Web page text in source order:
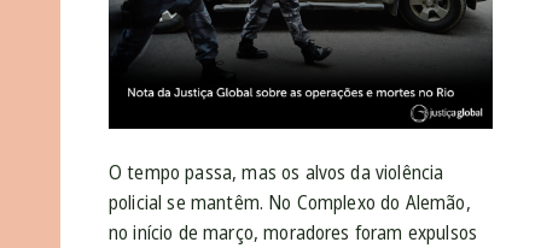
O tempo passa, mas os alvos da violência
policial se mantêm. No Complexo do Alemão,
no início de março, moradores foram expulsos